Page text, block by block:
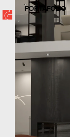
PORTAFOLIO